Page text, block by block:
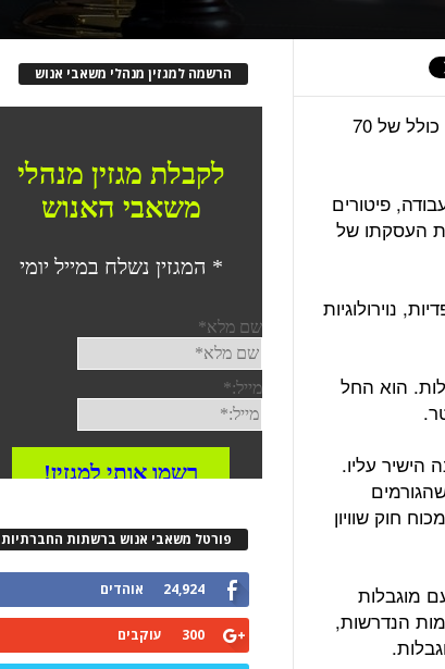
לאחרונה פסק בית הדין כי עובד בעל מוגבלות יקבל פיצוי מהמעסיק בסכום כולל של 70
פיטורים
העסקתו של
אורתופדיות, נוירולוגיות
הוא החל
עליו.
חוק שוויון
מוגבלות
הנדרשות,
הרשמה למגזין מנהלי משאבי אנוש
פורטל משאבי אנוש ברשתות החברתיות
24,924 אוהדים
300 עוקבים